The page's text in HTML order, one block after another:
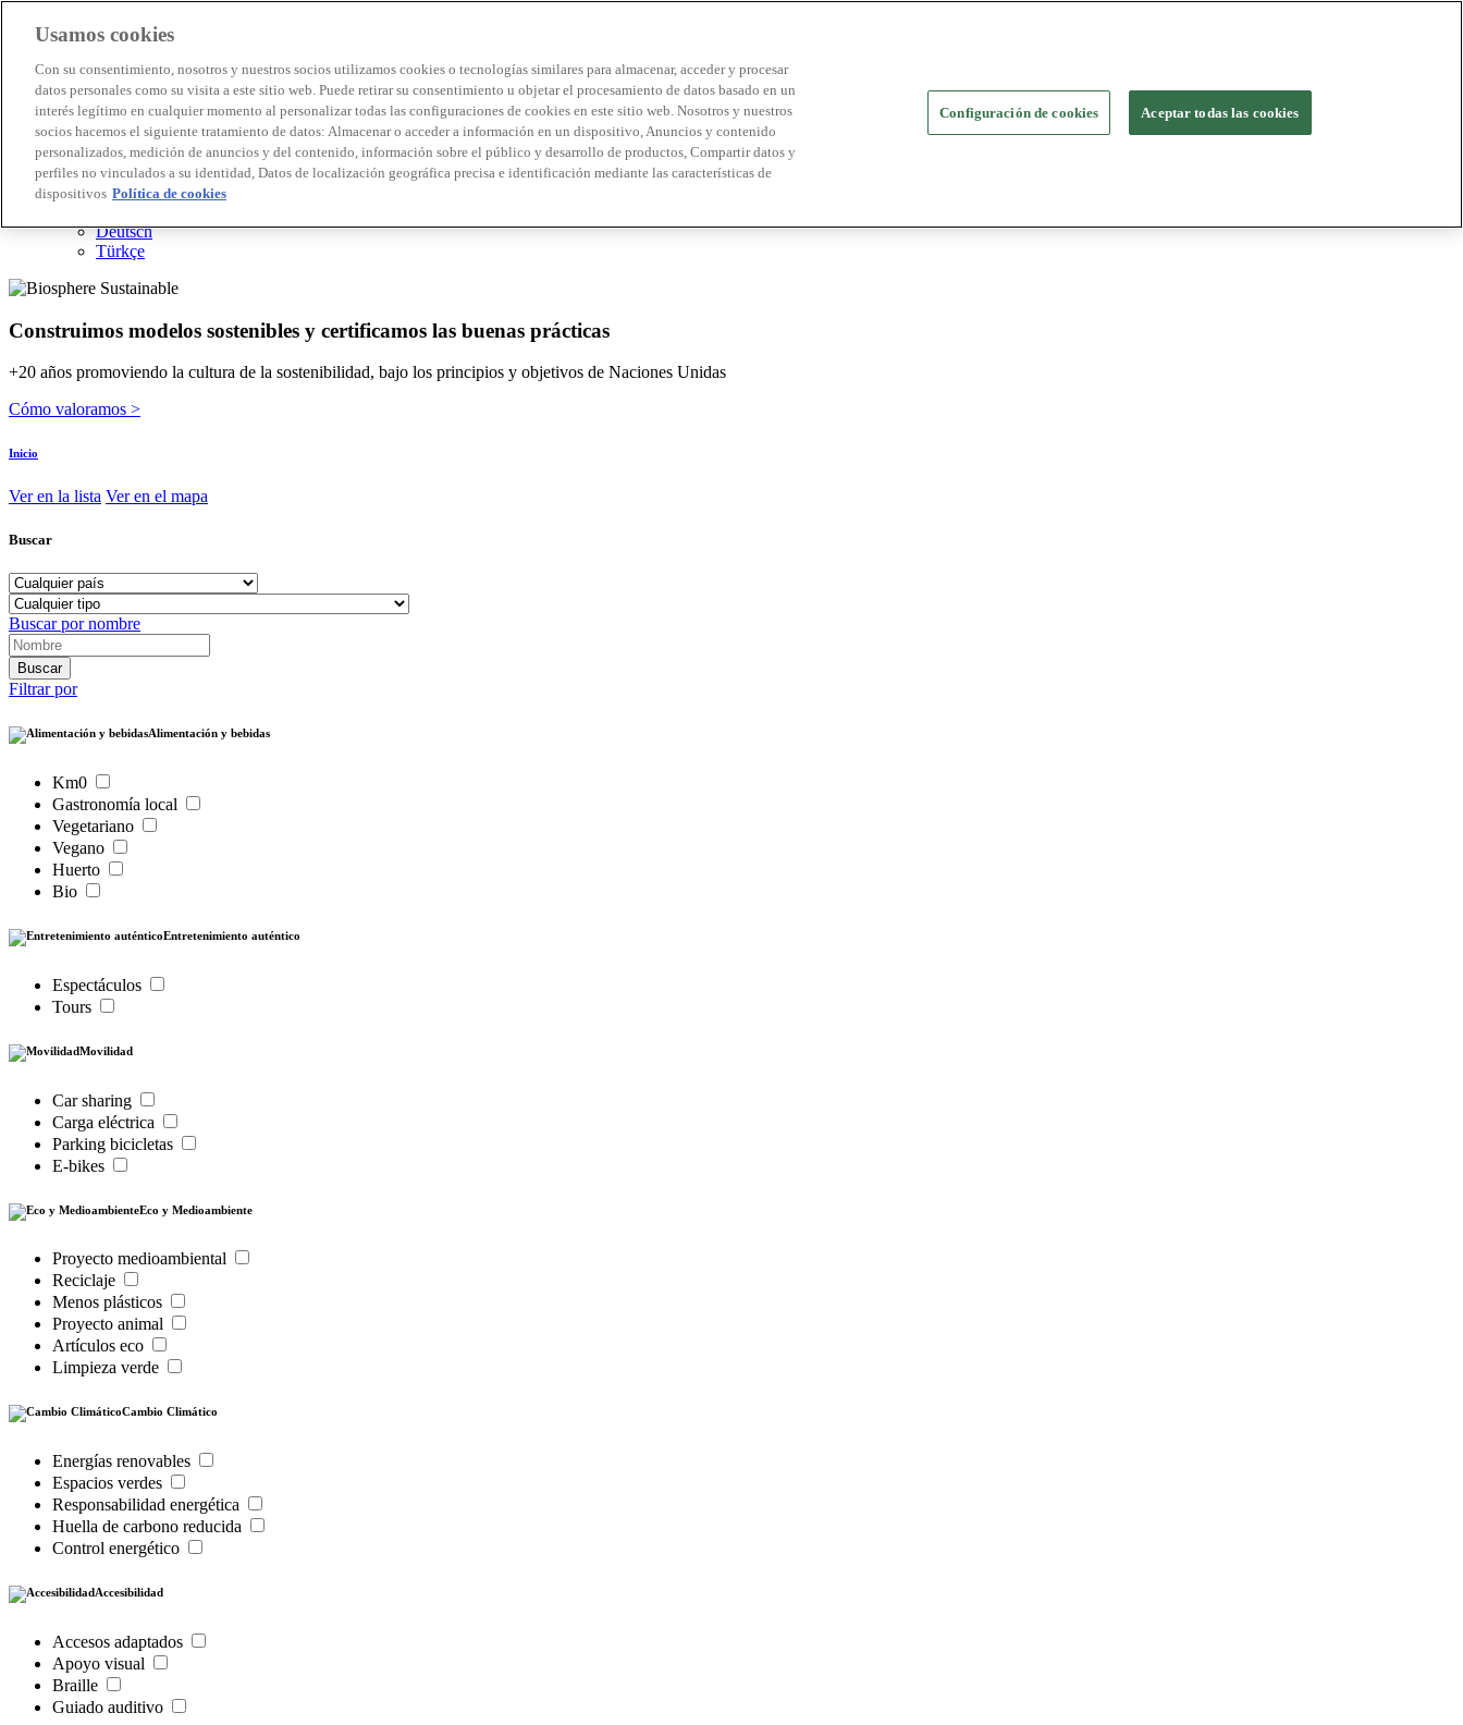
Empresas Biosphere
Cómo valoramos
Quienes somos
ES
English
Português
Français
Deutsch
Türkçe
Construimos modelos sostenibles y certificamos las buenas prácticas
+20 años promoviendo la cultura de la sostenibilidad, bajo los principios y objetivos de Naciones Unidas
Cómo valoramos >
Inicio
Ver en la lista Ver en el mapa
Buscar
Buscar por nombre
Filtrar por
Alimentación y bebidas
Km0
Gastronomía local
Vegetariano
Vegano
Huerto
Bio
Entretenimiento auténtico
Espectáculos
Tours
Movilidad
Car sharing
Carga eléctrica
Parking bicicletas
E-bikes
Eco y Medioambiente
Proyecto medioambiental
Reciclaje
Menos plásticos
Proyecto animal
Artículos eco
Limpieza verde
Cambio Climático
Energías renovables
Espacios verdes
Responsabilidad energética
Huella de carbono reducida
Control energético
Accesibilidad
Accesos adaptados
Apoyo visual
Braille
Guiado auditivo
Usamos cookies
Con su consentimiento, nosotros y nuestros socios utilizamos cookies o tecnologías similares para almacenar, acceder y procesar
datos personales como su visita a este sitio web. Puede retirar su consentimiento u objetar el procesamiento de datos basado en un
interés legítimo en cualquier momento al personalizar todas las configuraciones de cookies en este sitio web. Nosotros y nuestros
socios hacemos el siguiente tratamiento de datos: Almacenar o acceder a información en un dispositivo, Anuncios y contenido
personalizados, medición de anuncios y del contenido, información sobre el público y desarrollo de productos, Compartir datos y
perfiles no vinculados a su identidad, Datos de localización geográfica precisa e identificación mediante las características de
dispositivos Política de cookies
Configuración de cookies Aceptar todas las cookies